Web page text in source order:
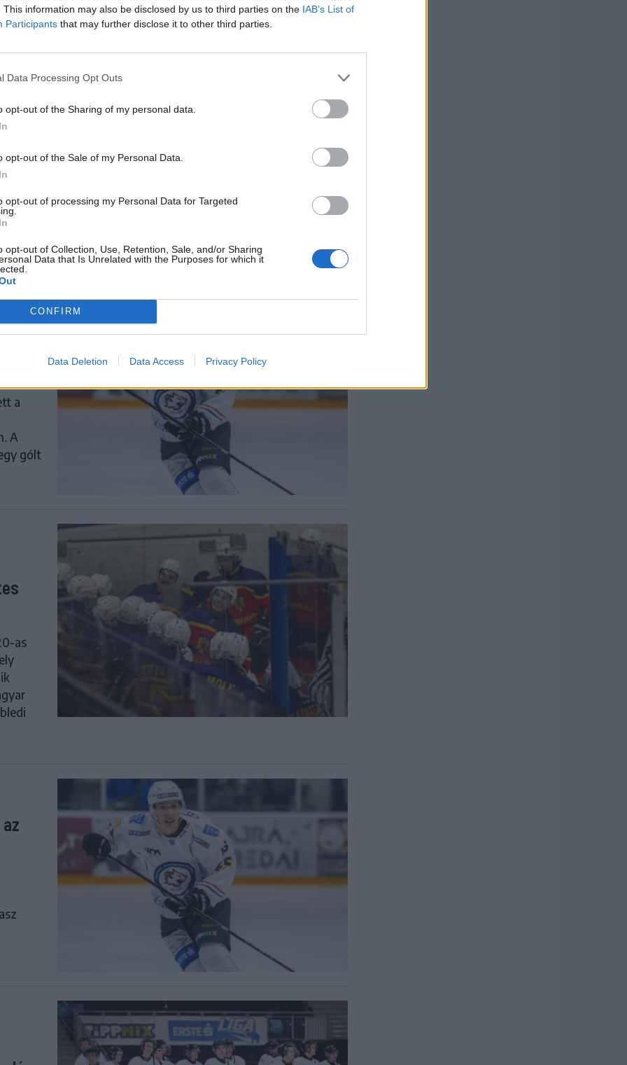
This information may also be disclosed by us to third parties on the IAB’s List of
Participants that may further disclose it to other third parties.
Data Processing Opt Outs
opt-out of the Sharing of my personal data.
opt-out of the Sale of my Personal Data.
opt-out of processing my Personal Data for Targeted
opt-out of Collection, Use, Retention, Sale, and/or Sharing
Data that Is Unrelated with the Purposes for which it
CONFIRM
Data Deletion Data Access Privacy Policy
a
as
a
a
A
gólt
as